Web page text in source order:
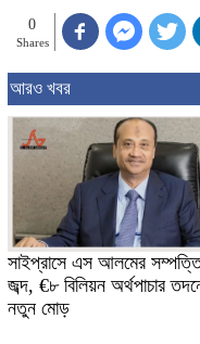
0
Shares
আরও খবর
সাইপ্রাসে এস আলমের
জব্দ, €৮ বিলিয়ন অর্থপাচার
নতুন মোড়